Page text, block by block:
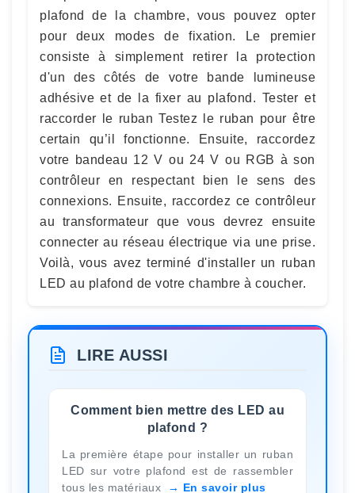
plafond de la chambre, vous pouvez opter
pour deux modes de fixation. Le premier
consiste à simplement retirer la protection
d'un des côtés de votre bande lumineuse
adhésive et de la fixer au plafond. Tester et
raccorder le ruban Testez le ruban pour être
certain qu’il fonctionne. Ensuite, raccordez
votre bandeau 12 V ou 24 V ou RGB à son
contrôleur en respectant bien le sens des
connexions. Ensuite, raccordez ce contrôleur
au transformateur que vous devrez ensuite
connecter au réseau électrique via une prise.
Voilà, vous avez terminé d'installer un ruban
LED au plafond de votre chambre à coucher.
LIRE AUSSI
Comment bien mettre des LED au
plafond ?
La première étape pour installer un ruban
LED sur votre plafond est de rassembler
tous les matériaux
En savoir plus